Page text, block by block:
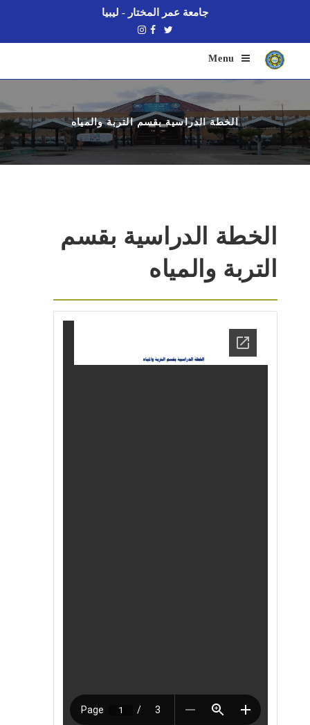
جامعة عمر المختار - ليبيا
Menu
الخطة الدراسية بقسم التربة والمياه
الخطة الدراسية بقسم
التربة والمياه